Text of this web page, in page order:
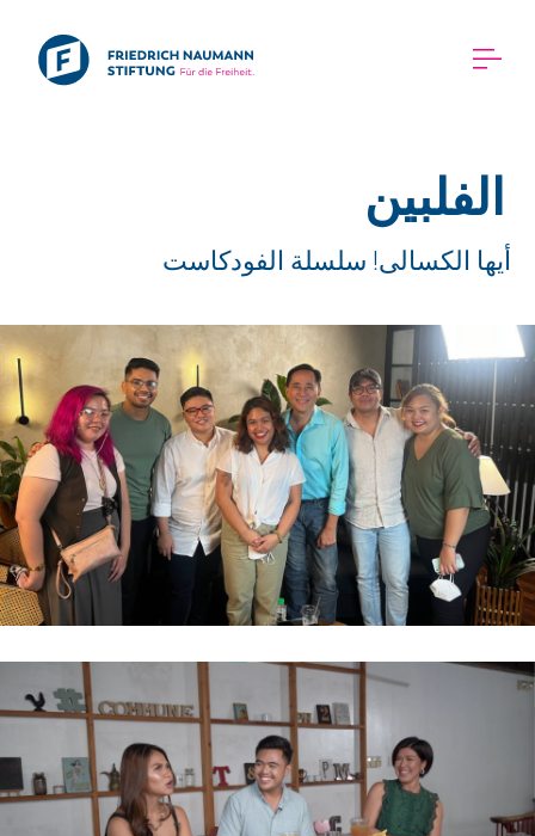
الفلبين